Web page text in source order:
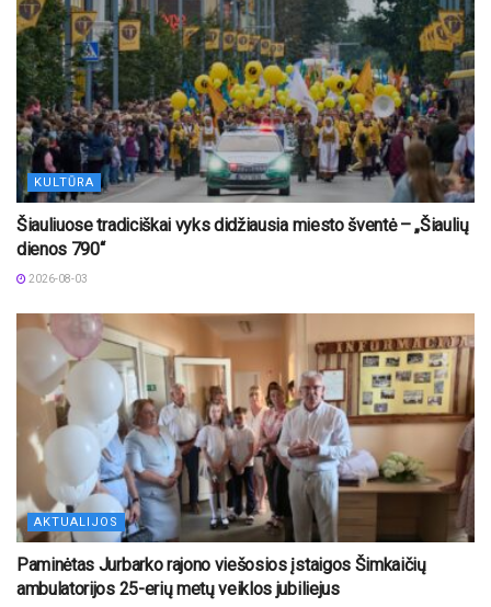
KULTŪRA
Šiauliuose tradiciškai vyks didžiausia miesto šventė – „Šiaulių
dienos 790“
2026-08-03
AKTUALIJOS
Paminėtas Jurbarko rajono viešosios įstaigos Šimkaičių
ambulatorijos 25-erių metų veiklos jubiliejus